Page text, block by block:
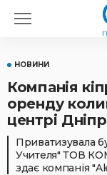
НОВИНИ
Компанія
оренду
центрі
Приватизувала
Учителя" ТОВ
здає компанія